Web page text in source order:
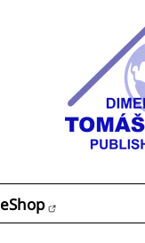
eShop